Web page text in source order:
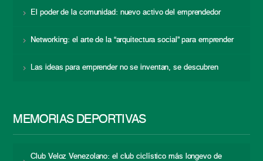
El poder de la comunidad: nuevo activo del emprendedor
Networking: el arte de la “arquitectura social” para emprender
Las ideas para emprender no se inventan, se descubren
MEMORIAS DEPORTIVAS
Club Veloz Venezolano: el club ciclístico más longevo de